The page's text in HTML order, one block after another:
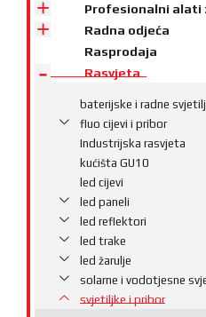
Profesionalni alati
Radna odjeća
Rasprodaja
Rasvjeta
baterijske i radne
fluo cijevi i pribor
Industrijska rasvjeta
kućišta GU10
led cijevi
led paneli
led reflektori
led trake
led žarulje
solarne i vodotjesne
svjetiljke i pribor